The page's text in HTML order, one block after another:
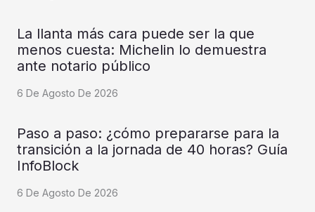
La llanta más cara puede ser la que
menos cuesta: Michelin lo demuestra
ante notario público
6 De Agosto De 2026
Paso a paso: ¿cómo prepararse para la
transición a la jornada de 40 horas? Guía
InfoBlock
6 De Agosto De 2026